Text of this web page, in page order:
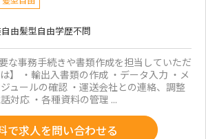
由髪型自由学歴不問
な事務手続きや書類作成を担当していただ
】 ・輸出入書類の作成 ・データ入力 ・メ
ュールの確認 ・運送会社との連絡、調整
対応 ・各種資料の管理 ...
で求人を問い合わせる